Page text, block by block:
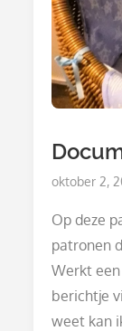
Posted
oktober 2,
Op deze
patronen
Werkt
berichtje
weet kan